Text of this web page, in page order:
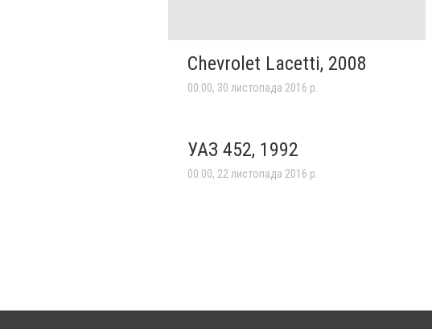
Chevrolet Lacetti, 2008
00:00, 30 листопада 2016 р.
УАЗ 452, 1992
00:00, 22 листопада 2016 р.